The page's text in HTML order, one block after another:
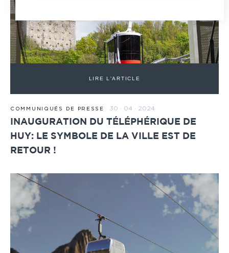
LIRE L'ARTICLE
COMMUNIQUÉS DE PRESSE 30 · 04 · 2024
INAUGURATION DU TÉLÉPHÉRIQUE DE
HUY: LE SYMBOLE DE LA VILLE EST DE
RETOUR !